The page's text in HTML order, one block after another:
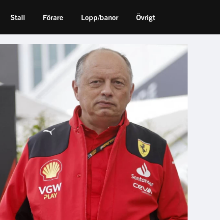
Stall Förare Lopp/banor Övrigt